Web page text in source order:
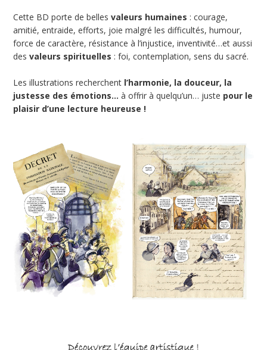
Cette BD porte de belles valeurs humaines : courage,
amitié, entraide, efforts, joie malgré les difficultés, humour,
force de caractère, résistance à l’injustice, inventivité…et aussi
des valeurs spirituelles : foi, contemplation, sens du sacré.
Les illustrations recherchent l’harmonie, la douceur, la
justesse des émotions… à offrir à quelqu’un… juste pour le
plaisir d’une lecture heureuse !